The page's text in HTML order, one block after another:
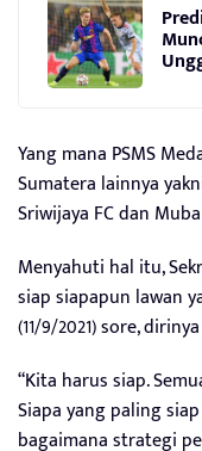
Yang mana PSMS
Sumatera lainnya
Sriwijaya FC dan
Menyahuti hal itu,
siap siapapun lawan
(11/9/2021) sore,
“Kita harus siap.
Siapa yang paling
bagaimana strategi